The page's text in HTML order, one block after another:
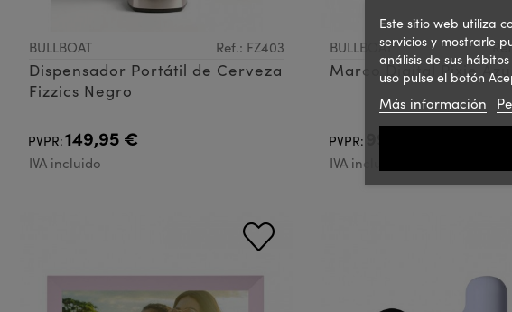
BULLBOAT Ref.: FZ403
Dispensador Portátil de Cerveza
Fizzics Negro
PVPR:149,95 €
IVA incluido
BULLBOAT
Marco Digital Pixie
PVPR:
IVA incluido
Este sitio web utiliza
servicios y mostrarle
análisis de sus
uso pulse el botón
Más información